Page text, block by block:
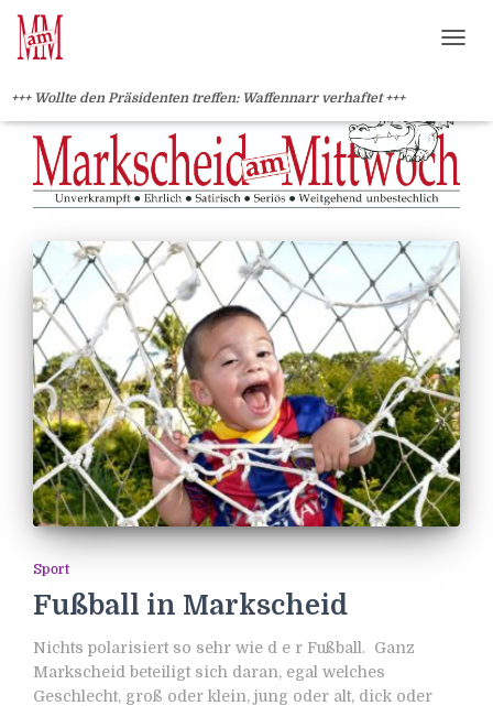
+++ Wollte den Präsidenten treffen: Waffennarr verhaftet +++
Sport
Fußball in Markscheid
Nichts polarisiert so sehr wie d e r Fußball. Ganz
Markscheid beteiligt sich daran, egal welches
Geschlecht, groß oder klein, jung oder alt, dick oder